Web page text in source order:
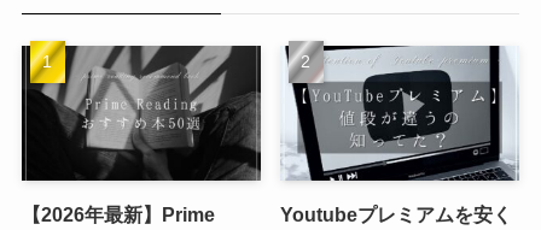
【2026年最新】Prime
Youtubeプレミアムを安く